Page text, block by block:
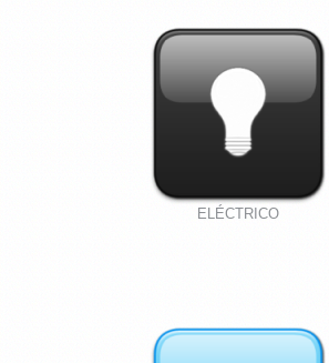
ELÉCTRICO